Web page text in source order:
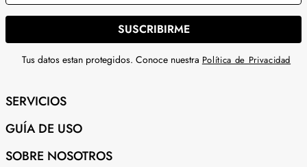
SUSCRIBIRME
Tus datos estan protegidos. Conoce nuestra Política de Privacidad
SERVICIOS
GUÍA DE USO
SOBRE NOSOTROS